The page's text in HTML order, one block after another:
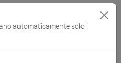
automaticamente solo i